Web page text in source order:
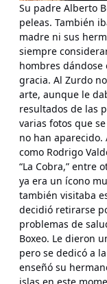
Su padre Alberto
peleas. También
madre ni sus
siempre
hombres
gracia. Al Zurdo
arte, aunque le
resultados de las
varias fotos que
no han aparecido.
como Rodrigo
“La Cobra,” entre
ya era un ícono
también visitaba
decidió retirarse
problemas de
Boxeo. Le dieron
pero se dedicó a
enseñó su
islas en este